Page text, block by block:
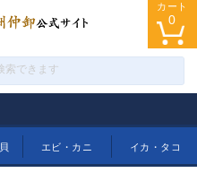
カート
0
貝 エビ・カニ イカ・タコ